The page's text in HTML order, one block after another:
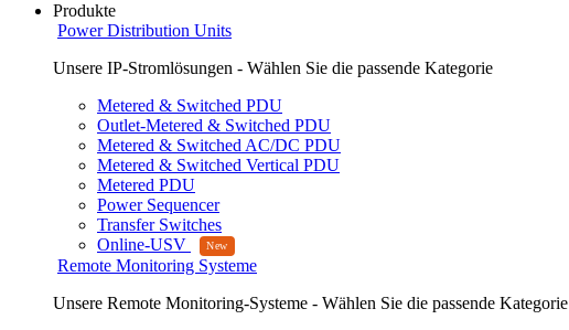
Produkte
Power Distribution Units
Unsere IP-Stromlösungen - Wählen Sie die passende Kategorie
Metered & Switched PDU
Outlet-Metered & Switched PDU
Metered & Switched AC/DC PDU
Metered & Switched Vertical PDU
Metered PDU
Power Sequencer
Transfer Switches
Online-USV
Remote Monitoring Systeme
Unsere Remote Monitoring-Systeme - Wählen Sie die passende Kategorie